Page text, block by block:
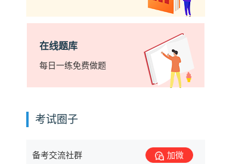
在线题库
每日一练免费做题
考试圈子
备考交流社群 加微